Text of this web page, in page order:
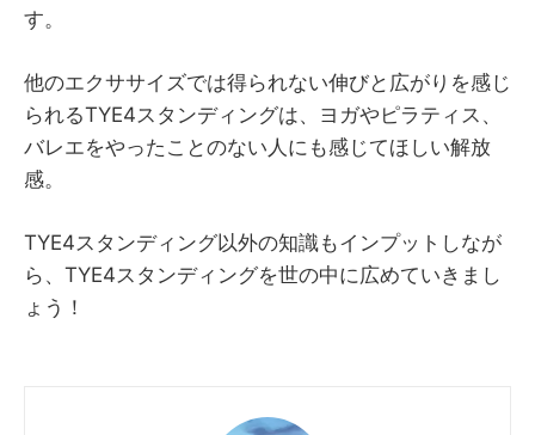
す。
他のエクササイズでは得られない伸びと広がりを感じ
られるTYE4スタンディングは、ヨガやピラティス、
バレエをやったことのない人にも感じてほしい解放
感。
TYE4スタンディング以外の知識もインプットしなが
ら、TYE4スタンディングを世の中に広めていきまし
ょう！